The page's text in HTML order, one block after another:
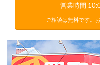
営業時間
ご相談は無料です。